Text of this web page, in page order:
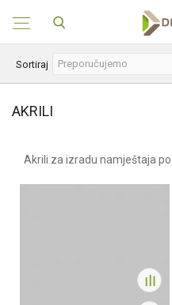
AKRILI
Sortiraj
Akrili za izradu namještaja po